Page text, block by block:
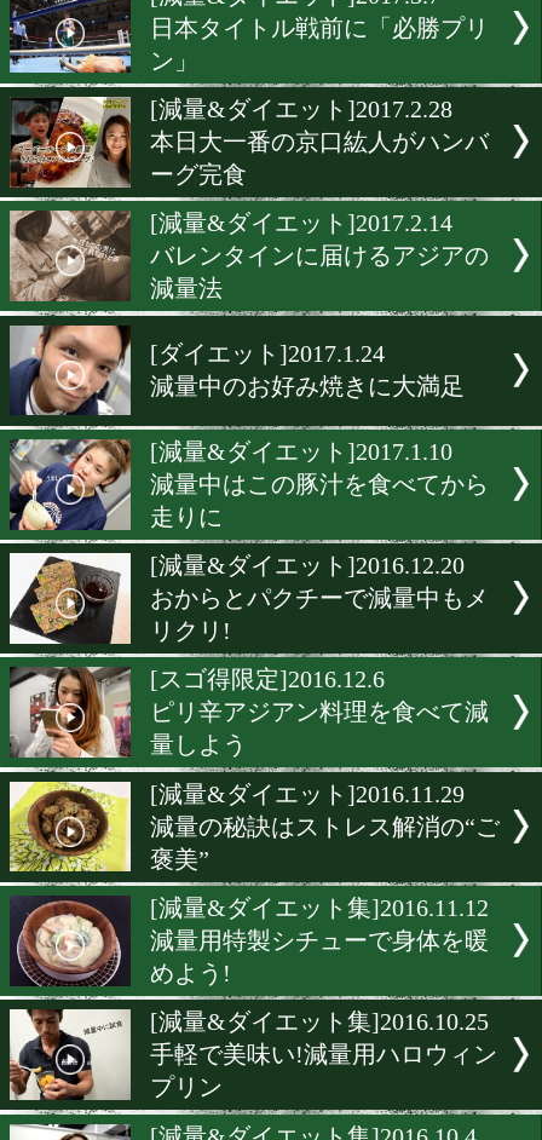
[減量&ダイエット]2017.4.4
勝率UPで話題の減量講座(
半・再放送)
[減量&ダイエット
ボリューム感ある食事で最
級まで落とす
[減量&ダイエット]2017.3.7
日本タイトル戦前に「必勝
ン」
[減量&ダイエット
本日大一番の京口紘人がハ
ーグ完食
[減量&ダイエット
バレンタインに届けるアジ
減量法
[ダイエット]2017.1.24
減量中のお好み焼きに大満
[減量&ダイエット
減量中はこの豚汁を食べて
走りに
[減量&ダイエット
おからとパクチーで減量中
リクリ!